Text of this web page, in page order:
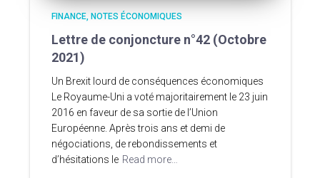
FINANCE NOTES ÉCONOMIQUES
Lettre de conjoncture n°42 (Octobre
2021)
Un Brexit lourd de conséquences économiques
Le Royaume-Uni a voté majoritairement le 23 juin
2016 en faveur de sa sortie de l’Union
Européenne. Après trois ans et demi de
négociations, de rebondissements et
d’hésitations le Read more…